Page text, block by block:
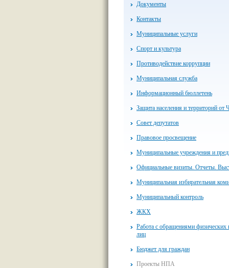
Документы
Контакты
Муниципальные услуги
Спорт и культура
Противодействие коррупции
Муниципальная служба
Информационный бюллетень
Защита населения и территорий от
Совет депутатов
Правовое просвещение
Муниципальные учреждения и
Официальные визиты. Отчеты.
Муниципальная избирательная
Муниципальный контроль
ЖКХ
Работа с обращениями физических
лиц
Бюджет для граждан
Проекты НПА